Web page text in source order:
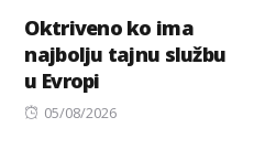
Oktriveno ko ima
najbolju tajnu službu
u Evropi
Posted
05/08/2026